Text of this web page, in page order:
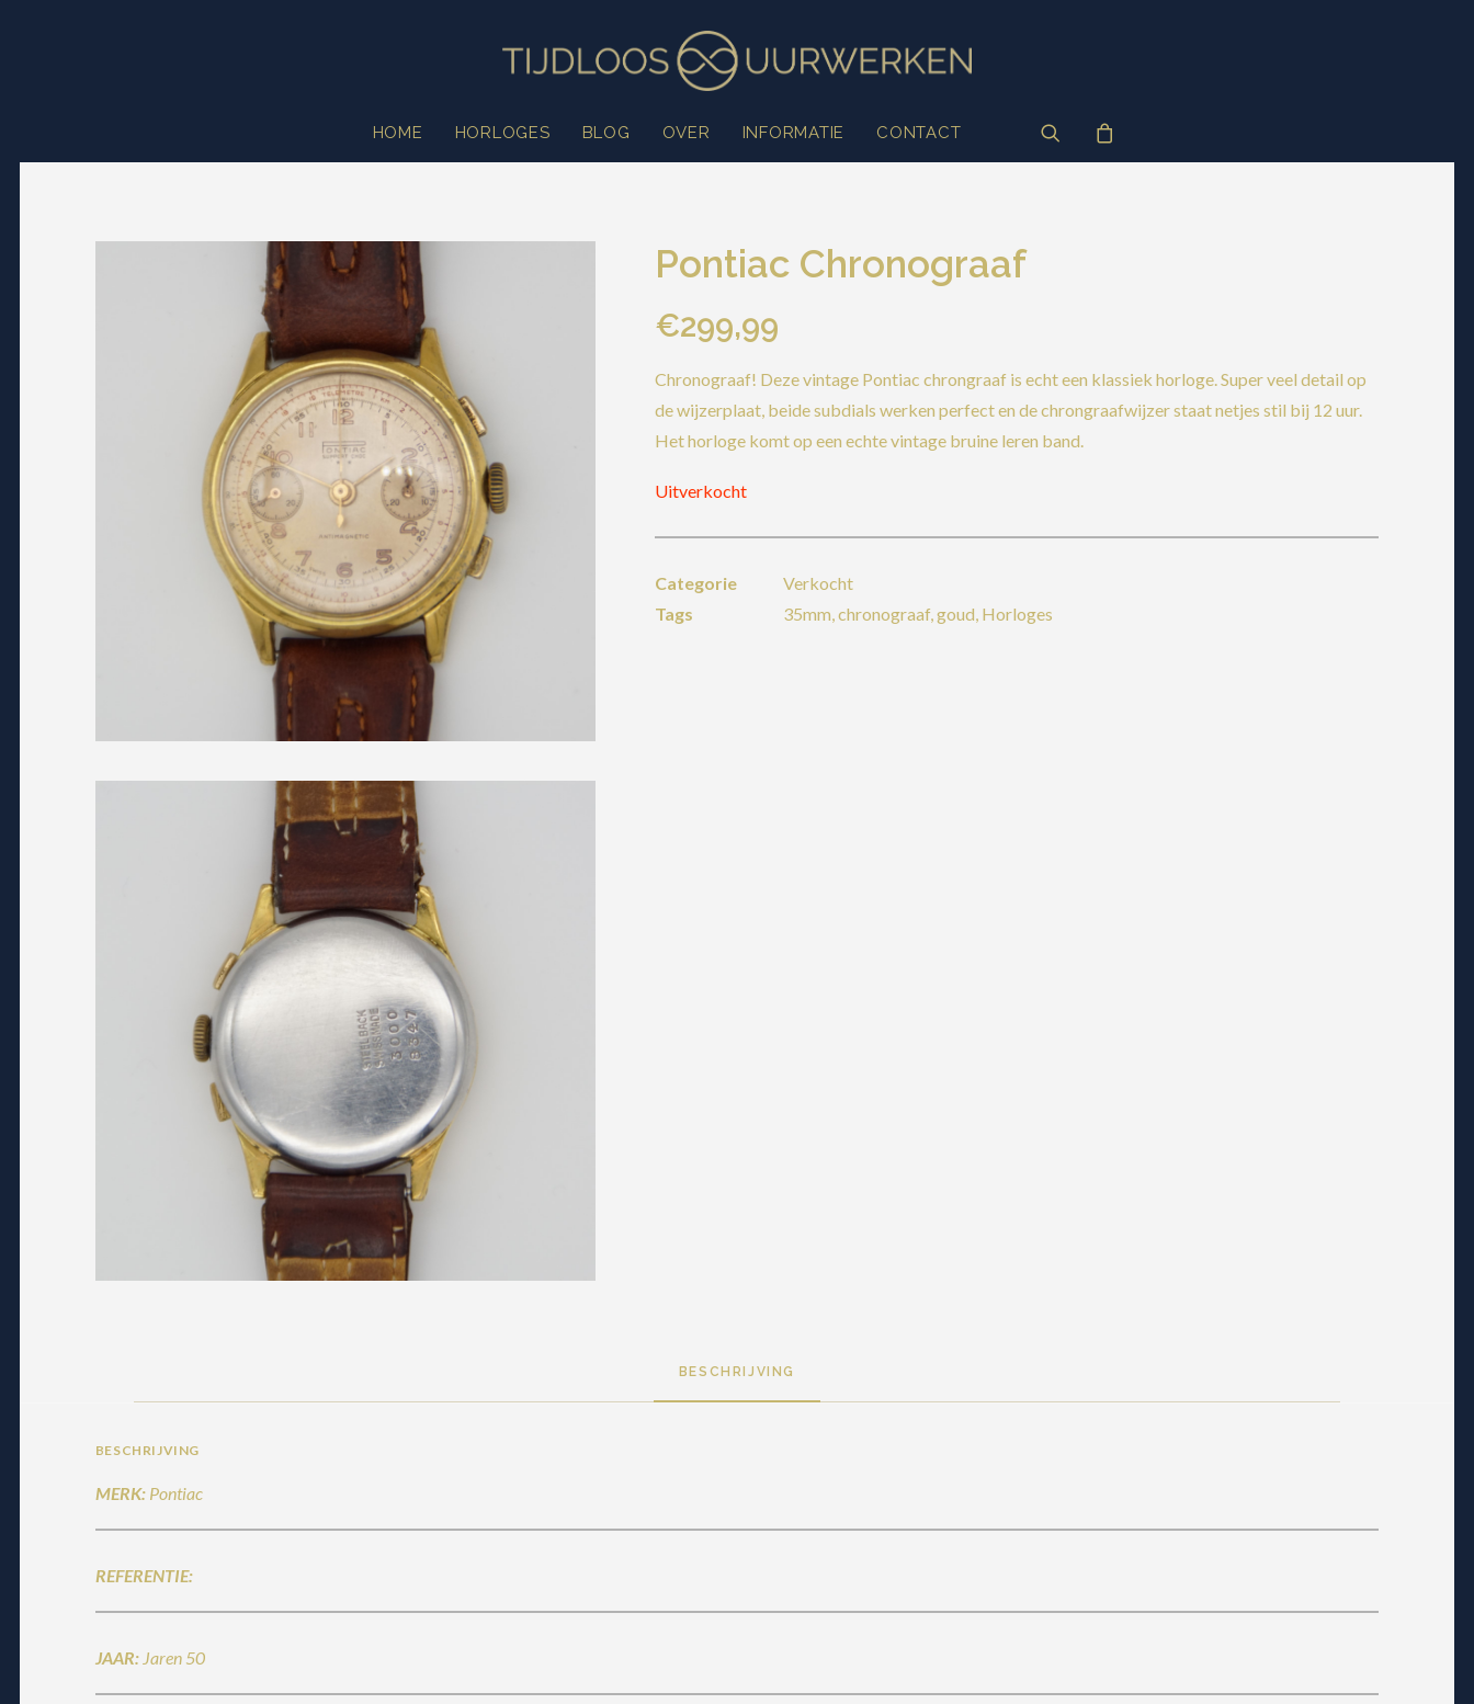
HOME HORLOGES BLOG OVER INFORMATIE CONTACT
Pontiac Chronograaf
€299,99
Chronograaf! Deze vintage Pontiac chrongraaf is echt een klassiek horloge. Super veel detail op
de wijzerplaat, beide subdials werken perfect en de chrongraafwijzer staat netjes stil bij 12 uur.
Het horloge komt op een echte vintage bruine leren band.
Uitverkocht
Categorie
Verkocht
Tags
35mm,chronograaf,goud, Horloges
BESCHRIJVING
BESCHRIJVING
MERK:Pontiac
REFERENTIE:
JAAR:Jaren 50